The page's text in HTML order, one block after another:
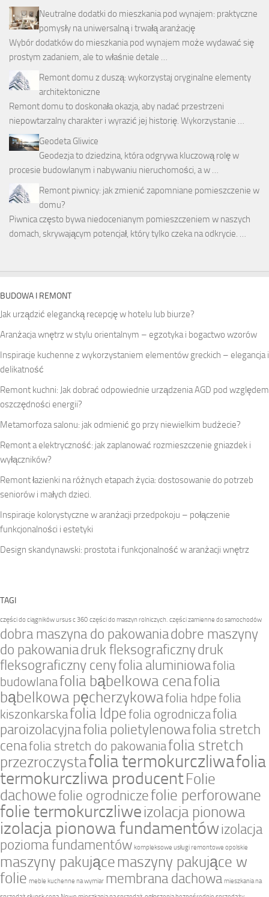
Neutralne dodatki do mieszkania pod wynajem: praktyczne
pomysły na uniwersalną i trwałą aranżację
Wybór dodatków do mieszkania pod wynajem może wydawać się
prostym zadaniem, ale to właśnie detale …
Remont domu z duszą: wykorzystaj oryginalne elementy
architektoniczne
Remont domu to doskonała okazja, aby nadać przestrzeni
niepowtarzalny charakter i wyrazić jej historię. Wykorzystanie …
Geodeta Gliwice
Geodezja to dziedzina, która odgrywa kluczową rolę w
procesie budowlanym i nabywaniu nieruchomości, a w …
Remont piwnicy: jak zmienić zapomniane pomieszczenie w
domu?
Piwnica często bywa niedocenianym pomieszczeniem w naszych
domach, skrywającym potencjał, który tylko czeka na odkrycie. …
BUDOWA I REMONT
Jak urządzić elegancką recepcję w hotelu lub biurze?
Aranżacja wnętrz w stylu orientalnym – egzotyka i bogactwo wzorów
Inspiracje kuchenne z wykorzystaniem elementów greckich – elegancja i
delikatność
Remont kuchni: Jak dobrać odpowiednie urządzenia AGD pod względem
oszczędności energii?
Metamorfoza salonu: jak odmienić go przy niewielkim budżecie?
Remont a elektryczność: jak zaplanować rozmieszczenie gniazdek i
wyłączników?
Remont łazienki na różnych etapach życia: dostosowanie do potrzeb
seniorów i małych dzieci.
Inspiracje kolorystyczne w aranżacji przedpokoju – połączenie
funkcjonalności i estetyki
Design skandynawski: prostota i funkcjonalność w aranżacji wnętrz
TAGI
części do ciągników ursus c 360 części do maszyn rolniczych. części zamienne do samochodów
dobra maszyna do pakowaniadobre maszyny
do pakowaniadruk fleksograficznydruk
fleksograficzny cenyfolia aluminiowafolia
budowlanafolia bąbelkowa cenafolia
bąbelkowa pęcherzykowafolia hdpefolia
kiszonkarskafolia ldpefolia ogrodniczafolia
paroizolacyjnafolia polietylenowafolia stretch
cenafolia stretch do pakowaniafolia stretch
przezroczystafolia termokurczliwafolia
termokurczliwa producentFolie
dachowefolie ogrodniczefolie perforowane
folie termokurczliwe izolacja pionowa
izolacja pionowa fundamentówizolacja
pozioma fundamentów kompleksowe usługi remontowe opolskie
maszyny pakujące maszyny pakujące w
folie meble kuchenne na wymiar membrana dachowa mieszkania na